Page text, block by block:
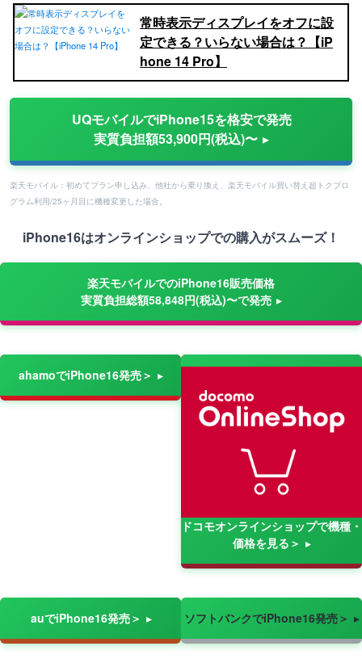
常時表示ディスプレイをオフに設
定できる？いらない場合は？【iP
hone 14 Pro】
UQモバイルでiPhone15を格安で発売
実質負担額53,900円(税込)〜
楽天モバイル：初めてプラン申し込み、他社から乗り換え、楽天モバイル買い替え超トクプロ
グラム利用/25ヶ月目に機種変更した場合。
iPhone16はオンラインショップでの購入がスムーズ！
楽天モバイルでのiPhone16販売価格
実質負担総額58,848円(税込)〜で発売
ahamoでiPhone16発売＞
ドコモオンラインショップで機種・
価格を見る＞
auでiPhone16発売＞ ソフトバンクでiPhone16発売＞